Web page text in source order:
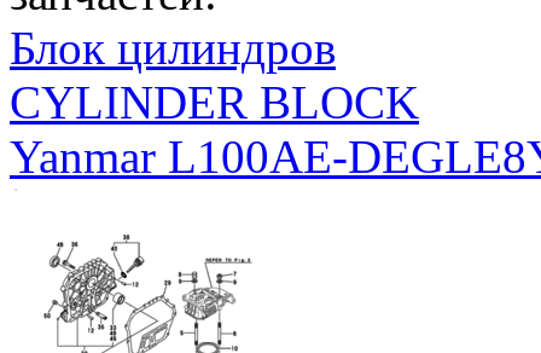
Блок цилиндров
CYLINDER BLOCK
Yanmar L100AE-